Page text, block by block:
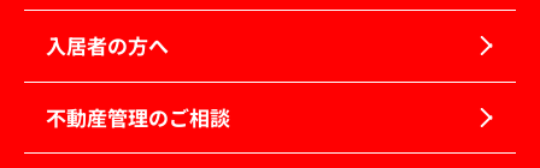
入居者の方へ
不動産管理のご相談